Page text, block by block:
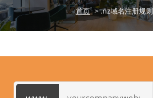
首页 > .nz域名注册规则